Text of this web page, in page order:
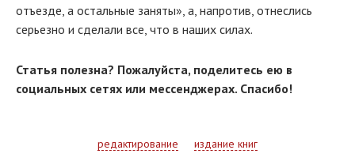
отъезде, а остальные заняты», а, напротив, отнеслись
серьезно и сделали все, что в наших силах.
Статья полезна? Пожалуйста, поделитесь ею в
социальных сетях или мессенджерах. Спасибо!
редактирование издание книг